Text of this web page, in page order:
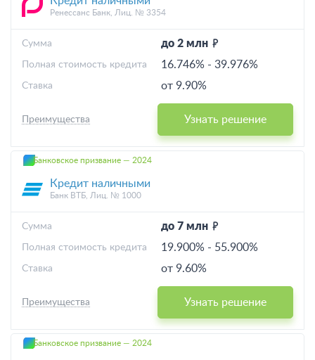
Ренессанс Банк, Лиц. № 3354
до 2 млн
Cумма
16.746% - 39.976%
Полная стоимость кредита
от 9.90%
Ставка
Узнать решение
Преимущества
Банковское призвание — 2024
Кредит наличными
Банк ВТБ, Лиц. № 1000
до 7 млн
Cумма
19.900% - 55.900%
Полная стоимость кредита
от 9.60%
Ставка
Узнать решение
Преимущества
Банковское призвание — 2024